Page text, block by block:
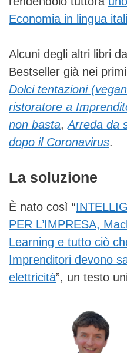
Economia in lingua
Alcuni degli altri libri
Bestseller già nei
Dolci tentazioni
ristoratore a
non basta,Arreda da
dopo il Coronavirus.
La soluzione
È nato così “
PER L’IMPRESA,
Learning e tutto ciò
Imprenditori devono
elettricità”, un testo